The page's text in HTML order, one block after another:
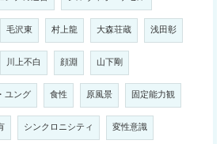
毛沢東 村上龍 大森荘蔵 浅田彰
川上不白 顔淵 山下剛
ユング 食性 原風景 固定能力観
シンクロニシティ 変性意識